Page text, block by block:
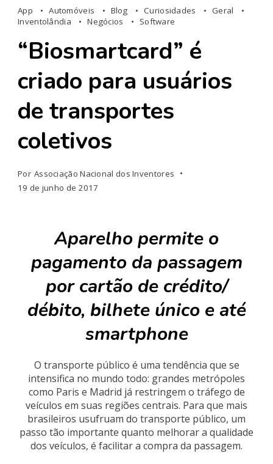
App Automóveis Blog Curiosidades
Geral
Inventolândia
Negócios Software
“Biosmartcard” é
criado para usuários
de transportes
coletivos
Por Associação Nacional dos Inventores
19 de junho de 2017
Aparelho permite o
pagamento da passagem
por cartão de crédito/
débito, bilhete único e até
smartphone
O transporte público é uma tendência que se
intensifica no mundo todo: grandes metrópoles
como Paris e Madrid já restringem o tráfego de
veículos em suas regiões centrais. Para que mais
brasileiros usufruam do transporte público, um
passo tão importante quanto melhorar a qualidade
dos veículos, é facilitar a compra da passagem.